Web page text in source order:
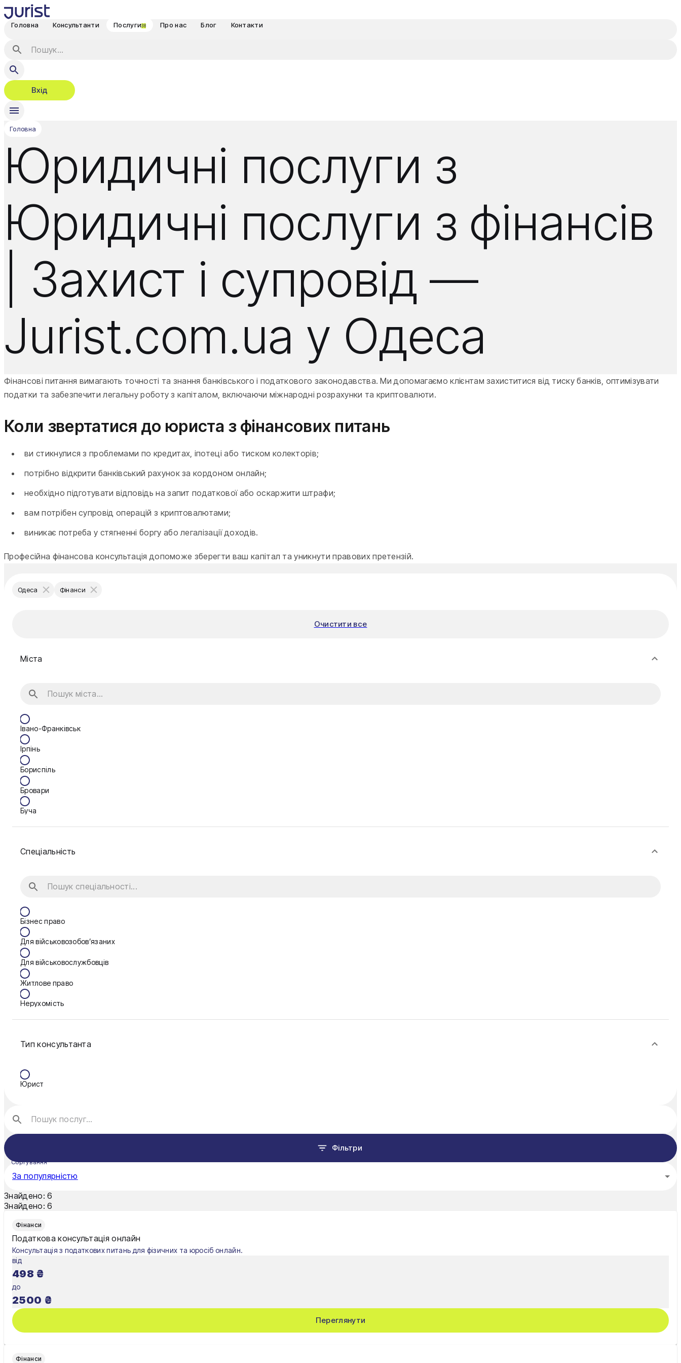
Головна Консультанти Послуги38 Про нас Блог Контакти
Вхід
Головна
Юридичні послуги з
Юридичні послуги з фінансів
| Захист і супровід —
Jurist.com.ua у Одеса
Фінансові питання вимагають точності та знання банківського і податкового законодавства. Ми допомагаємо клієнтам захиститися від тиску банків, оптимізувати
податки та забезпечити легальну роботу з капіталом, включаючи міжнародні розрахунки та криптовалюти.
Коли звертатися до юриста з фінансових питань
ви стикнулися з проблемами по кредитах, іпотеці або тиском колекторів;
потрібно відкрити банківський рахунок за кордоном онлайн;
необхідно підготувати відповідь на запит податкової або оскаржити штрафи;
вам потрібен супровід операцій з криптовалютами;
виникає потреба у стягненні боргу або легалізації доходів.
Професійна фінансова консультація допоможе зберегти ваш капітал та уникнути правових претензій.
Одеса Фінанси
Очистити все
Міста
Івано-Франківськ
Ірпінь
Бориспіль
Бровари
Буча
Васильків
Дніпро
Запоріжжя
Калуш
Кам'янське
Ковель
Конотоп
Кропивницький
Миколаїв
Нікополь
Одеса
Олександрія
Павлоград
Полтава
Рівне
Тернопіль
Спеціальність
Бізнес право
Для військовозобов’язаних
Для військовослужбовців
Житлове право
Нерухомість
Фінанси
Тип консультанта
Юрист
Фільтри
Сортування
За популярністю
Знайдено: 6
Знайдено: 6
Фінанси
Податкова консультація онлайн
Консультація з податкових питань для фізичних та юросіб онлайн.
від
498 ₴
до
2500 ₴
Переглянути
Фінанси